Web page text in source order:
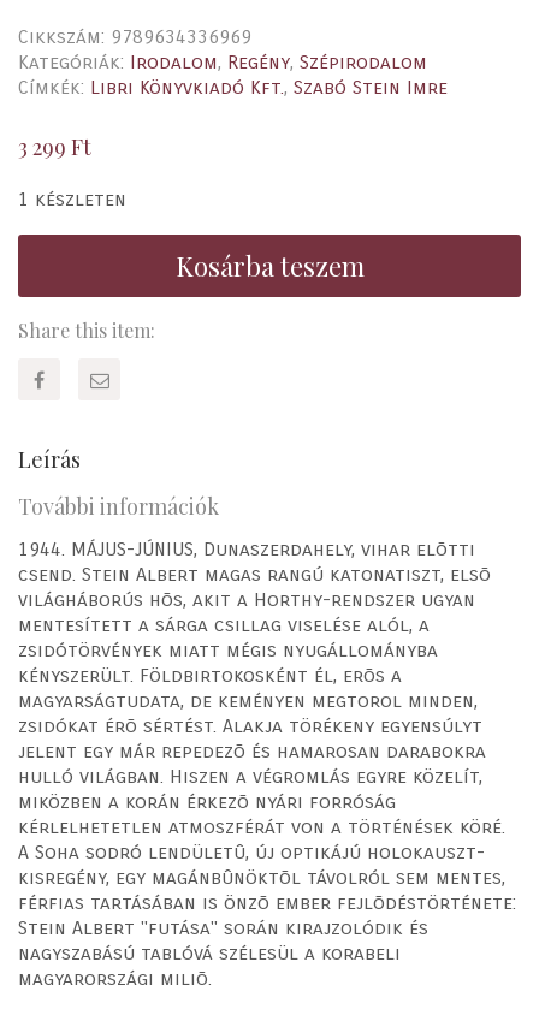
Cikkszám: 9789634336969
Kategóriák: Irodalom, Regény, Szépirodalom
Címkék: Libri Könyvkiadó Kft., Szabó Stein Imre
3 299 Ft
1 készleten
Kosárba teszem
Share this item:
Leírás
További információk
1944. MÁJUS-JÚNIUS, Dunaszerdahely, vihar elõtti
csend. Stein Albert magas rangú katonatiszt, elsõ
világháborús hõs, akit a Horthy-rendszer ugyan
mentesített a sárga csillag viselése alól, a
zsidótörvények miatt mégis nyugállományba
kényszerült. Földbirtokosként él, erõs a
magyarságtudata, de keményen megtorol minden,
zsidókat érõ sértést. Alakja törékeny egyensúlyt
jelent egy már repedezõ és hamarosan darabokra
hulló világban. Hiszen a végromlás egyre közelít,
miközben a korán érkezõ nyári forróság
kérlelhetetlen atmoszférát von a történések köré.
A Soha sodró lendületû, új optikájú holokauszt-
kisregény, egy magánbûnöktõl távolról sem mentes,
férfias tartásában is önzõ ember fejlõdéstörténete:
Stein Albert "futása" során kirajzolódik és
nagyszabású tablóvá szélesül a korabeli
magyarországi miliõ.